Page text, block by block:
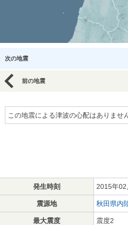
次の地震
前の地震
この地震による津波の心配はありませ
発生時刻 2015年
震源地 秋田県内
最大震度 震度2